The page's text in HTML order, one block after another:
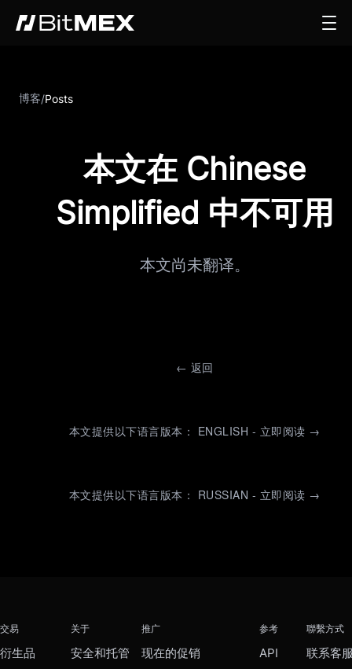
博客/Posts
本文在 Chinese
Simplified 中不可用
本文尚未翻译。
← 返回
本文提供以下语言版本： ENGLISH - 立即阅读 →
本文提供以下语言版本： RUSSIAN - 立即阅读 →
交易
衍生品
关于
安全和托管
推广
现在的促销
参考
API
聯繫方式
联系客